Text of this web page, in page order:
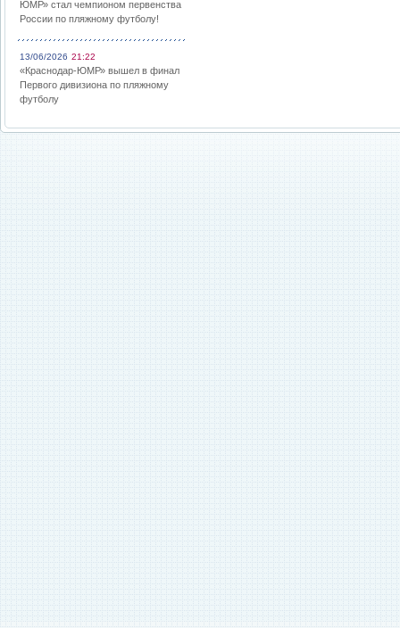
ЮМР» стал чемпионом первенства
России по пляжному футболу!
13/06/2026 21:22
«Краснодар-ЮМР» вышел в финал
Первого дивизиона по пляжному
футболу